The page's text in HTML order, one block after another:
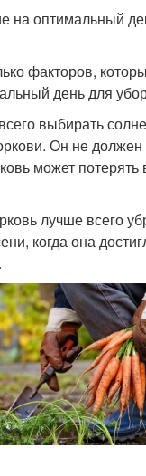
на оптимальный
факторов,
день для
выбирать
Он не
может потерять
лучше всего
когда она